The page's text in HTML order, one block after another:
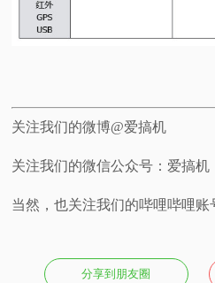
关注我们的微博@爱搞机
关注我们的微信公众号：爱搞机
当然，也关注我们的哔哩哔哩账
分享到朋友圈